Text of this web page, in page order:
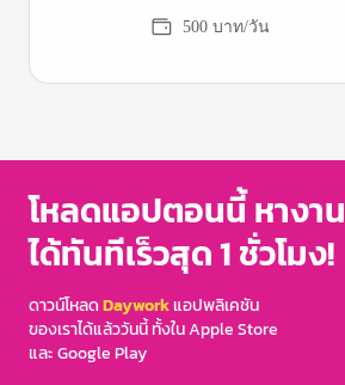
500 บาท/วัน
of
โหลดแอปตอนนี้ หางาน
ได้ทันทีเร็วสุด 1 ชั่วโมง!
ดาวน์โหลดDayworkแอปพลิเคชัน
ของเราได้แล้ววันนี้ ทั้งใน Apple Store
และ Google Play